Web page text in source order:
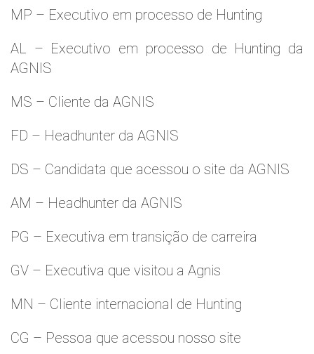
MP – Executivo em processo de Hunting
AL – Executivo em processo de Hunting da
AGNIS
MS – Cliente da AGNIS
FD – Headhunter da AGNIS
DS – Candidata que acessou o site da AGNIS
AM – Headhunter da AGNIS
PG – Executiva em transição de carreira
GV – Executiva que visitou a Agnis
MN – Cliente internacional de Hunting
CG – Pessoa que acessou nosso site